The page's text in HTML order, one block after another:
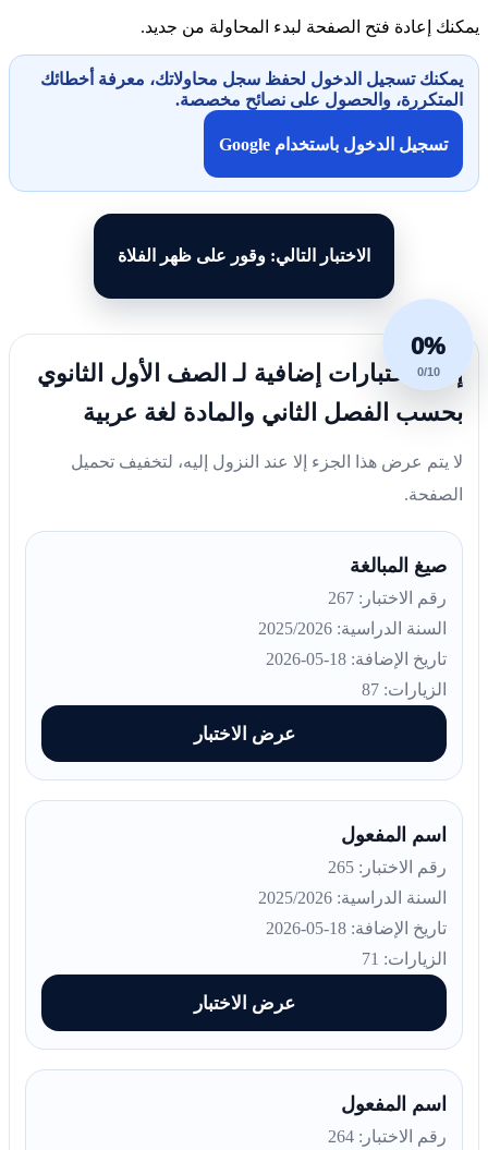
يمكنك إعادة فتح الصفحة لبدء المحاولة من جديد.
يمكنك تسجيل الدخول لحفظ سجل محاولاتك، معرفة أخطائك
المتكررة، والحصول على نصائح مخصصة.
تسجيل الدخول باستخدام Google
الاختبار التالي: وقور على ظهر الفلاة
0%
0/10
إليك اختبارات إضافية لـ الصف الأول الثانوي
بحسب الفصل الثاني والمادة لغة عربية
لا يتم عرض هذا الجزء إلا عند النزول إليه، لتخفيف تحميل
الصفحة.
صيغ المبالغة
رقم الاختبار: 267
السنة الدراسية: 2025/2026
تاريخ الإضافة: 18-05-2026
الزيارات: 87
عرض الاختبار
اسم المفعول
رقم الاختبار: 265
السنة الدراسية: 2025/2026
تاريخ الإضافة: 18-05-2026
الزيارات: 71
عرض الاختبار
اسم المفعول
رقم الاختبار: 264